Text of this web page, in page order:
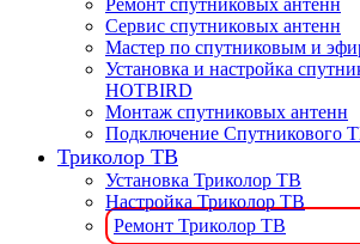
Ремонт спутниковых антенн
Сервис спутниковых антенн
Мастер по спутниковым и
Установка и настройка
HOTBIRD
Монтаж спутниковых антенн
Подключение Спутникового
Триколор ТВ
Установка Триколор ТВ
Настройка Триколор ТВ
Ремонт Триколор ТВ